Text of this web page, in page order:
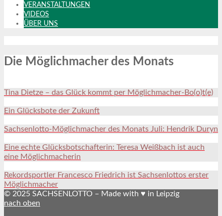
VERANSTALTUNGEN
VIDEOS
ÜBER UNS
Die Möglichmacher des Monats
Tina Dietze – das Glück kommt per Möglichmacher-Bo(o)t(e)
Ein Glücksbote der Zukunft
Sachsenlotto-Möglichmacher des Monats Juli: Hendrik Duryn
Eine echte Glücksbotschafterin: Teresa Weißbach ist auch
eine Möglichmacherin
Rekordsportler Francesco Friedrich ist Sachsenlottos erster
Möglichmacher
© 2025 SACHSENLOTTO – Made with ♥ in Leipzig
nach oben